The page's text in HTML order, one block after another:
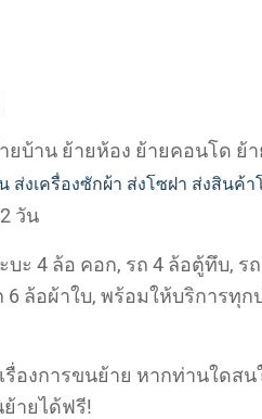
ยบ้าน ย้ายห้อง ย้ายคอนโด ย้
ส่งเครื่องซักผ้า ส่งโซฝา ส่งสินค้า
วัน
บะ 4 ล้อ คอก, รถ 4 ล้อตู้ทึบ, ร
6 ล้อผ้าใบ, พร้อมให้บริการทุก
องการขนย้าย หากท่านใดสน
ายได้ฟรี!